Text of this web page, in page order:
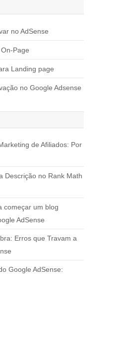
no AdSense
Page
Landing page
no Google Adsense
de Afiliados: Por
Descrição no Rank Math
começar um blog
AdSense
Erros que Travam a
Google AdSense: